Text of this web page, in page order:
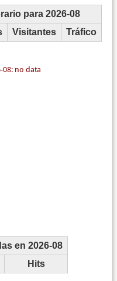
para 2026-08
Visitantes Tráfico
en 2026-08
Hits